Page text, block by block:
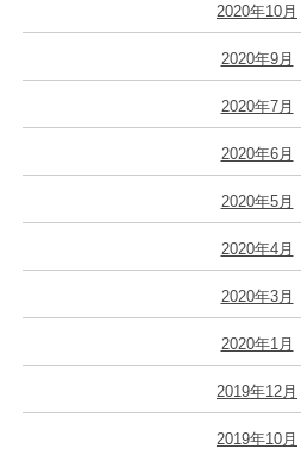
2020年10月
2020年9月
2020年7月
2020年6月
2020年5月
2020年4月
2020年3月
2020年1月
2019年12月
2019年10月